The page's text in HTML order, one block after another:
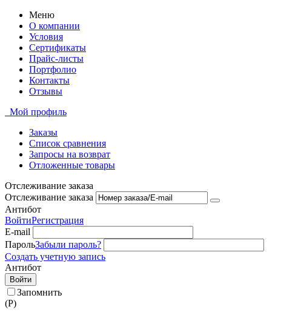
Меню
О компании
Условия
Сертификаты
Прайс-листы
Портфолио
Контакты
Отзывы
Мой профиль
Заказы
Список сравнения
Запросы на возврат
Отложенные товары
Отслеживание заказа
Отслеживание заказа
Антибот
ВойтиРегистрация
E-mail
ПарольЗабыли пароль?
Создать учетную запись
Антибот
Войти
Запомнить
(Р)